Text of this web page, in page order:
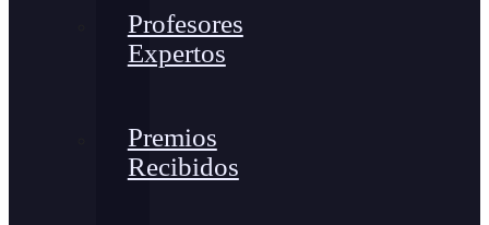
Profesores
Expertos
Premios
Recibidos